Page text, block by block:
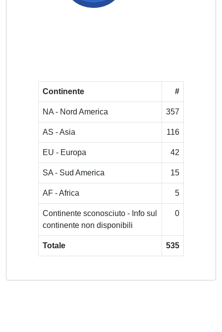
Continente #
NA - Nord America 357
AS - Asia 116
EU - Europa 42
SA - Sud America 15
AF - Africa 5
Continente sconosciuto - Info sul
continente non disponibili
0
Totale 535